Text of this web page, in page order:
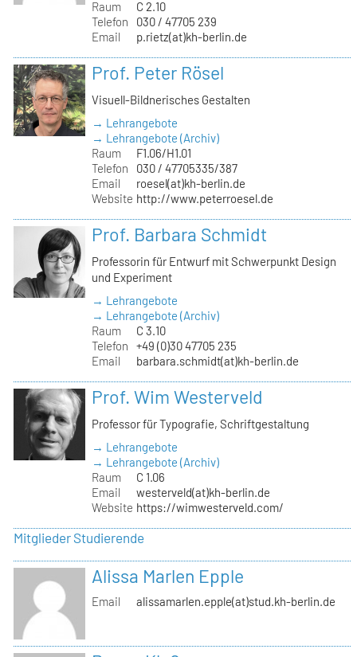
Raum
C 2.10
Telefon
030 / 47705 239
Email
p.rietz(at)kh-berlin.de
Prof. Peter Rösel
Visuell-Bildnerisches Gestalten
→ Lehrangebote
→ Lehrangebote (Archiv)
Raum
F1.06/H1.01
Telefon
030 / 47705335/387
Email
roesel(at)kh-berlin.de
Website http://www.peterroesel.de
Prof. Barbara Schmidt
Professorin für Entwurf mit Schwerpunkt Design
und Experiment
→ Lehrangebote
→ Lehrangebote (Archiv)
Raum
C 3.10
Telefon
+49 (0)30 47705 235
Email
barbara.schmidt(at)kh-berlin.de
Prof. Wim Westerveld
Professor für Typografie, Schriftgestaltung
→ Lehrangebote
→ Lehrangebote (Archiv)
Raum
C 1.06
Email
westerveld(at)kh-berlin.de
Website https://wimwesterveld.com/
Mitglieder Studierende
Alissa Marlen Epple
Email alissamarlen.epple(at)stud.kh-berlin.de